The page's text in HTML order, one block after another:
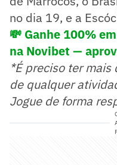
no dia 19, e a
💸 Ganhe 100%
na Novibet —
*É preciso ter
de qualquer
Jogue de forma